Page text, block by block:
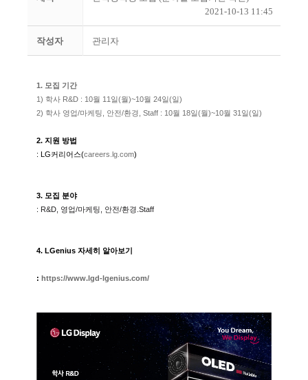
2021-10-13 11:45
작성자 관리자
1. 모집 기간
​1) 학사 R&D : 10월 11 일(월)~10월 24일(일)
2) 학사 영업/마케팅 안전/환경 , Staff : 10월 18일(월)~10월 31 일(일)
2. 지원 방법
: LG커리어스(careers.lg.com)
3. 모집 분야
: R&D, 영업/마케팅 안전/환경 .Staff
4. LGenius 자세히 알아보기
: https://www.lgd-lgenius.com/